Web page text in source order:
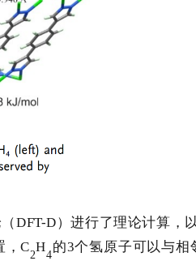
DFT-D）进行了理论计算，
，C2H4的3个氢原子可以与相